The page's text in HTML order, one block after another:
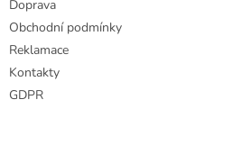
Doprava
Obchodní podmínky
Reklamace
Kontakty
GDPR